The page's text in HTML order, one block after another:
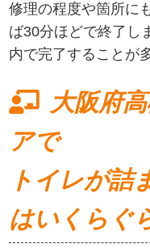
修理の程度や箇所に
ば30分ほどで終了し
内で完了することが
大阪府
アで
トイレが詰
はいくらぐ